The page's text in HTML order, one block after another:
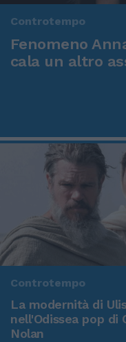
Controtempo
Fenomeno
cala un altro
Controtempo
La modernità di
nell'Odissea pop di
Nolan